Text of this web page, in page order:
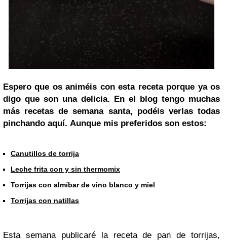
Espero que os animéis con esta receta porque ya os
digo que son una delicia. En el blog tengo muchas
más recetas de semana santa, podéis verlas todas
pinchando aquí. Aunque mis preferidos son estos:
Canutillos de torrija
Leche frita con y sin thermomix
Torrijas con almíbar de vino blanco y miel
Torrijas con natillas
Esta semana publicaré la receta de pan de torrijas,